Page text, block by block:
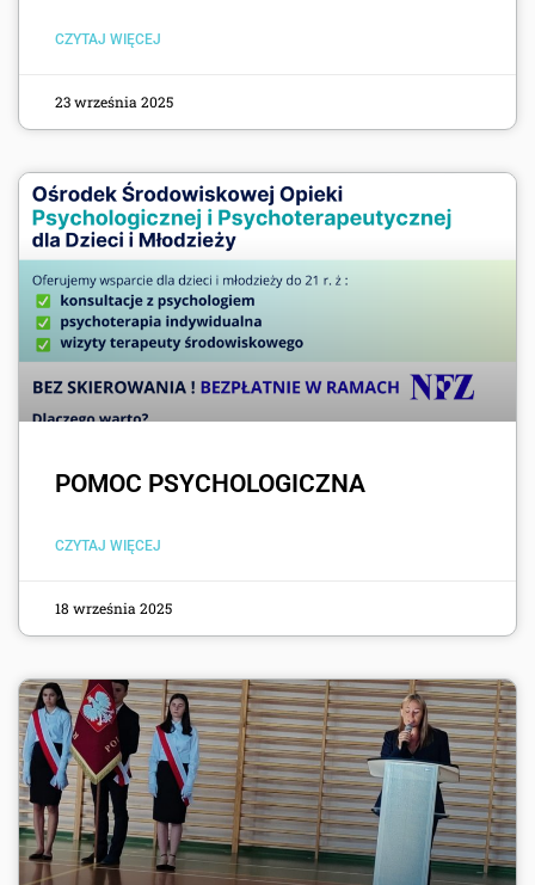
CZYTAJ WIĘCEJ
23 września 2025
POMOC PSYCHOLOGICZNA
CZYTAJ WIĘCEJ
18 września 2025